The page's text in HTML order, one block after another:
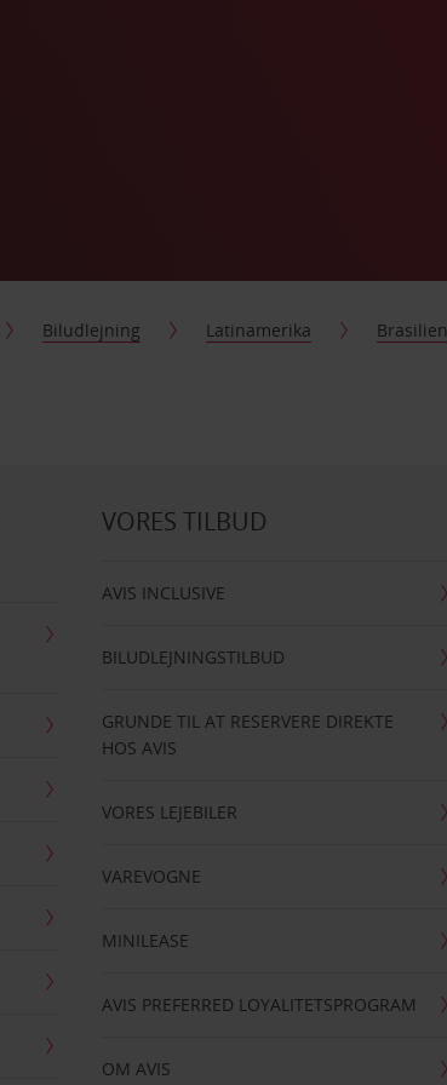
Biludlejning Latinamerika Brasilien
VORES TILBUD
AVIS INCLUSIVE
BILUDLEJNINGSTILBUD
GRUNDE TIL AT RESERVERE DIREKTE
HOS AVIS
VORES LEJEBILER
VAREVOGNE
MINILEASE
AVIS PREFERRED LOYALITETSPROGRAM
OM AVIS